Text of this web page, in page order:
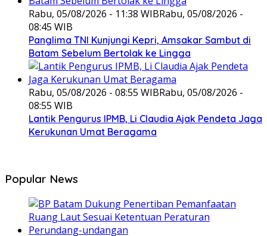
Rabu, 05/08/2026 - 11:38 WIBRabu, 05/08/2026 -
08:45 WIB
Panglima TNI Kunjungi Kepri, Amsakar Sambut di
Batam Sebelum Bertolak ke Lingga
Rabu, 05/08/2026 - 08:55 WIBRabu, 05/08/2026 -
08:55 WIB
Lantik Pengurus IPMB, Li Claudia Ajak Pendeta Jaga
Kerukunan Umat Beragama
Popular News